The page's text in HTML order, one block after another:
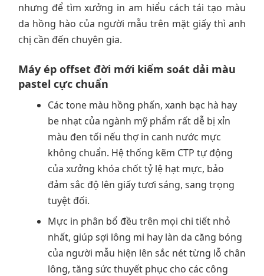
nhưng để tìm xưởng in am hiểu cách tái tạo màu
da hồng hào của người mẫu trên mặt giấy thì anh
chị cần đến chuyên gia.
Máy ép offset đời mới kiểm soát dải màu
pastel cực chuẩn
Các tone màu hồng phấn, xanh bạc hà hay
be nhạt của ngành mỹ phẩm rất dễ bị xỉn
màu đen tối nếu thợ in canh nước mực
không chuẩn. Hệ thống kẽm CTP tự động
của xưởng khóa chốt tỷ lệ hạt mực, bảo
đảm sắc độ lên giấy tươi sáng, sang trọng
tuyệt đối.
Mực in phân bổ đều trên mọi chi tiết nhỏ
nhất, giúp sợi lông mi hay làn da căng bóng
của người mẫu hiện lên sắc nét từng lỗ chân
lông, tăng sức thuyết phục cho các công